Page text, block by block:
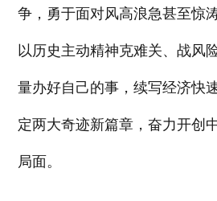
争，勇于面对风高浪急甚至惊
以历史主动精神克难关、战风
量办好自己的事，续写经济快
定两大奇迹新篇章，奋力开创
局面。